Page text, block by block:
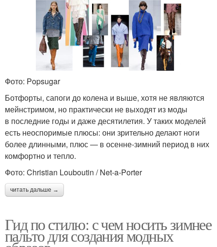
Фото: Popsugar
Ботфорты, сапоги до колена и выше, хотя не являются
мейнстримом, но практически не выходят из моды
в последние годы и даже десятилетия. У таких моделей
есть неоспоримые плюсы: они зрительно делают ноги
более длинными, плюс — в осенне-зимний период в них
комфортно и тепло.
Фото: Christian Louboutin / Net-a-Porter
читать дальше →
Гид по стилю: с чем носить зимнее
пальто для создания модных